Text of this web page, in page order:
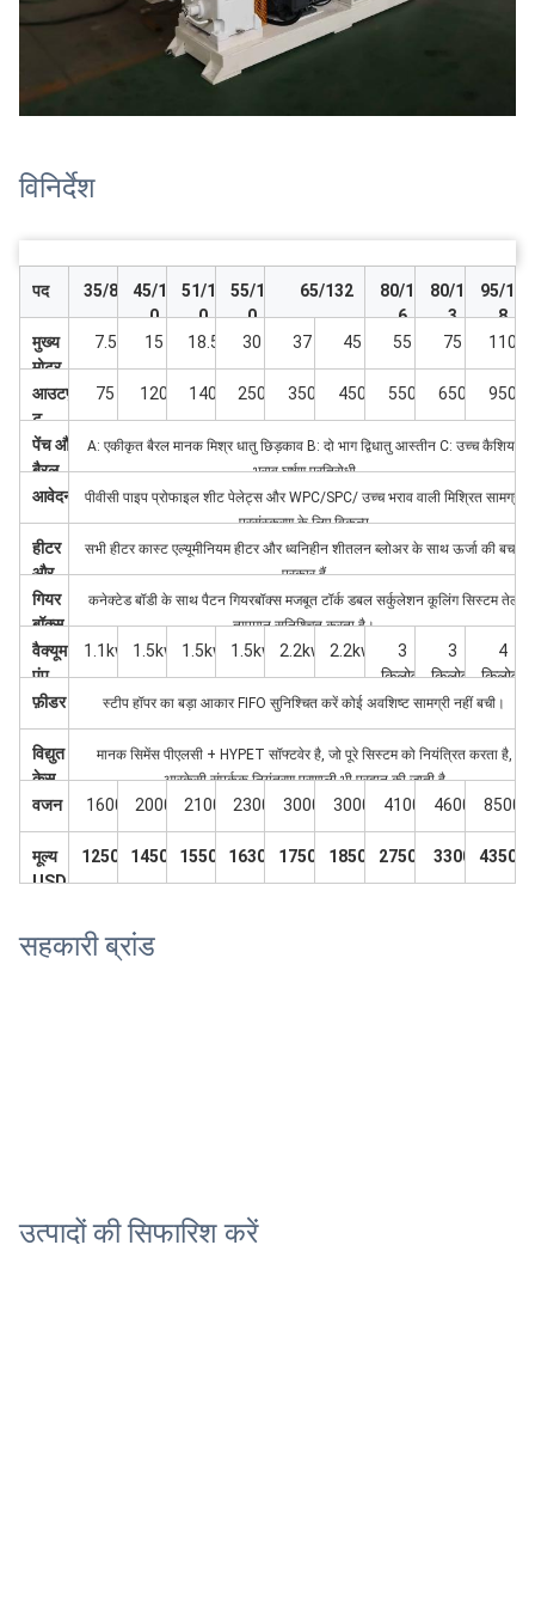
विनिर्देश
पद 35/80
45/10
0
51/11
0
55/12
0
65/132
80/15
6
80/17
3
95/18
8
मुख्य
मोटर
7.5 15 18.5 30 37 45 55 75 110
आउटपु
ट
75 120 140 250 350 450 550 650 950
पेंच और
बैरल
A: एकीकृत बैरल मानक मिश्र धातु छिड़काव B: दो भाग द्विधातु आस्तीन C: उच्च कैशियम
भराव घर्षण प्रतिरोधी
आवेदन
पीवीसी पाइप प्रोफाइल शीट पेलेट्स और WPC/SPC/ उच्च भराव वाली मिश्रित सामग्री
प्रसंस्करण के लिए विकल्प
हीटर
और
प्रशंस
क
सभी हीटर कास्ट एल्यूमीनियम हीटर और ध्वनिहीन शीतलन ब्लोअर के साथ ऊर्जा की बचत
प्रकार हैं
गियर
बॉक्स
कनेक्टेड बॉडी के साथ पैटन गियरबॉक्स मजबूत टॉर्क डबल सर्कुलेशन कूलिंग सिस्टम तेल
तापमान सुनिश्चित करता है।
वैक्यूम
पंप
1.1kw 1.5kw 1.5kw 1.5kw 2.2kw 2.2kw
3
किलोवा
ट
3
किलोवा
ट
4
किलोवा
ट
फ़ीडर स्टीप हॉपर का बड़ा आकार FIFO सुनिश्चित करें कोई अवशिष्ट सामग्री नहीं बची।
विद्युत
केस
मानक सिमेंस पीएलसी + HYPET सॉफ्टवेर है, जो पूरे सिस्टम को नियंत्रित करता है,
आरकेसी संपर्कक नियंत्रण प्रणाली भी प्रदान की जाती है
वजन 1600 2000 2100 2300 3000 3000 4100 4600 8500
मूल्य
USD
12500 14500 15500 16300 17500 18500 27500 3300 43500
सहकारी ब्रांड
उत्पादों की सिफारिश करें